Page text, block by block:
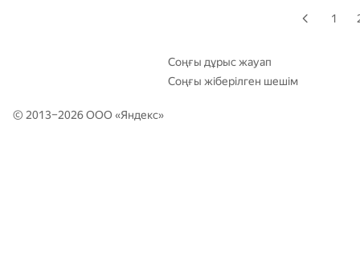
1
Соңғы дұрыс жауап
Соңғы жіберілген шешім
© 2013–2026 ООО «Яндекс»